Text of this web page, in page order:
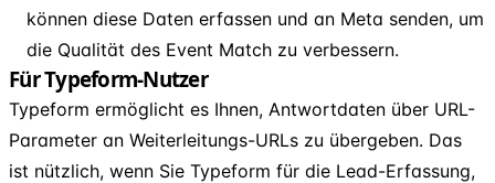
können diese Daten erfassen und an Meta senden, um
die Qualität des Event Match zu verbessern.
Für Typeform-Nutzer
Typeform ermöglicht es Ihnen, Antwortdaten über URL-
Parameter an Weiterleitungs-URLs zu übergeben. Das
ist nützlich, wenn Sie Typeform für die Lead-Erfassung,